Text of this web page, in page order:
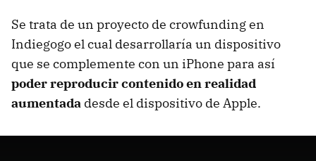
Se trata de un proyecto de crowfunding en
Indiegogo el cual desarrollaría un dispositivo
que se complemente con un iPhone para así
poder reproducir contenido en realidad
aumentada desde el dispositivo de Apple.